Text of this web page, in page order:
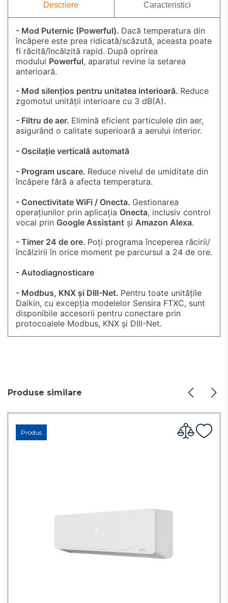
Descriere Caracteristici
- Mod Puternic (Powerful). Dacă temperatura din
încăpere este prea ridicată/scăzută, aceasta poate
fi răcită/încălzită rapid. După oprirea
modului Powerful, aparatul revine la setarea
anterioară.
- Mod silențios pentru unitatea interioară. Reduce
zgomotul unității interioare cu 3 dB(A).
- Filtru de aer. Elimină eficient particulele din aer,
asigurând o calitate superioară a aerului interior.
- Oscilație verticală automată
- Program uscare. Reduce nivelul de umiditate din
încăpere fără a afecta temperatura.
- Conectivitate WiFi / Onecta. Gestionarea
operațiunilor prin aplicația Onecta, inclusiv control
vocal prin Google Assistant și Amazon Alexa.
- Timer 24 de ore. Poți programa începerea răcirii/
încălzirii în orice moment pe parcursul a 24 de ore.
- Autodiagnosticare
- Modbus, KNX și DIII-Net. Pentru toate unitățile
Daikin, cu excepția modelelor Sensira FTXC, sunt
disponibile accesorii pentru conectare prin
protocoalele Modbus, KNX și DIII-Net.
Produse similare
Produs